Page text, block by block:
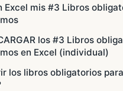
Excel mis #3 Libros
los #3 Libros
en Excel (individual)
los libros obligatorios para